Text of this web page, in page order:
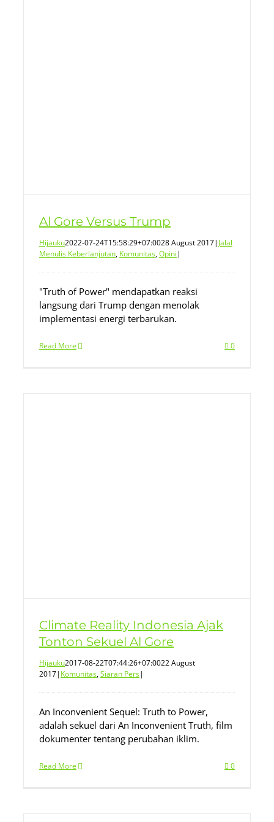
Al Gore Versus Trump
Hijauku2022-07-24T15:58:29+07:0028 August 2017| Jalal
Menulis Keberlanjutan, Komunitas,Opini|
"Truth of Power" mendapatkan reaksi
langsung dari Trump dengan menolak
implementasi energi terbarukan.
Read More 0
Climate Reality Indonesia Ajak
Tonton Sekuel Al Gore
Hijauku2017-08-22T07:44:26+07:0022 August
2017| Komunitas,Siaran Pers|
An Inconvenient Sequel: Truth to Power,
adalah sekuel dari An Inconvenient Truth, film
dokumenter tentang perubahan iklim.
Read More 0